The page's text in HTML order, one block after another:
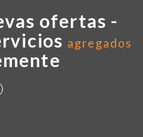
ofertas -
agregados